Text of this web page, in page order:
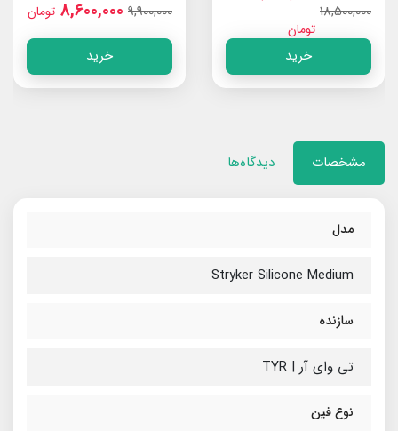
18,500,000
تومان
خرید
9,900,000
8,600,000 تومان
خرید
مشخصات دیدگاه‌ها
مدل
Stryker Silicone Medium
سازنده
تی وای آر | TYR
نوع فین